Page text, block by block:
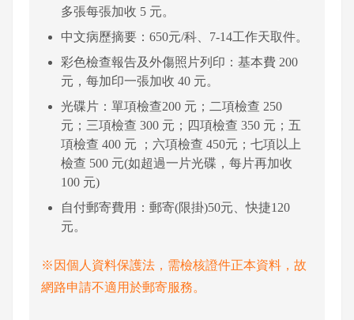
多張每張加收 5 元。
中文病歷摘要：650元/科、7-14工作天取件。
彩色檢查報告及外傷照片列印：基本費 200
元，每加印一張加收 40 元。
光碟片：單項檢查200 元；二項檢查 250
元；三項檢查 300 元；四項檢查 350 元；五
項檢查 400 元 ；六項檢查 450元；七項以上
檢查 500 元(如超過一片光碟，每片再加收
100 元)
自付郵寄費用：郵寄(限掛)50元、快捷120
元。
※因個人資料保護法，需檢核證件正本資料，故
網路申請不適用於郵寄服務。